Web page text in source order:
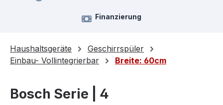
Finanzierung
Haushaltsgeräte
Geschirrspüler
Einbau- Vollintegrierbar
Breite: 60cm
Bosch Serie | 4